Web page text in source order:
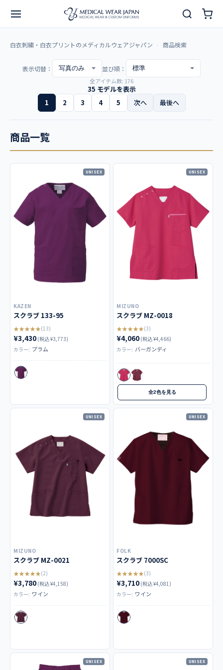
白衣刺繍・白衣プリントのメディカルウェアジャパン 商品検索
表示切替： 並び順：
全アイテム数: 176
35 モデルを表示
1
2 3 4 5 次へ 最後へ
商品一覧
UNISEX
KAZEN
スクラブ 133-95
★★★★★(13)
¥3,430 (税込 ¥3,773)
カラー: プラム
UNISEX
MIZUNO
スクラブ MZ-0018
★★★★★(3)
¥4,060 (税込 ¥4,466)
カラー: バーガンディ
全2色を見る
UNISEX
MIZUNO
スクラブ MZ-0021
★★★★★(2)
¥3,780 (税込 ¥4,158)
カラー: ワイン
UNISEX
FOLK
スクラブ 7000SC
★★★★★(3)
¥3,710 (税込 ¥4,081)
カラー: ワイン
UNISEX UNISEX